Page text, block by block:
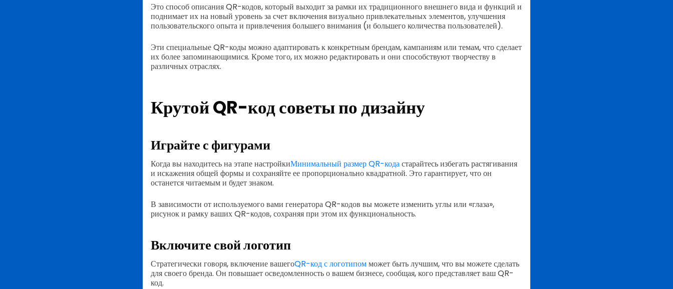
Это способ описания QR-кодов, который выходит за рамки их традиционного внешнего вида и функций и
поднимает их на новый уровень за счет включения визуально привлекательных элементов, улучшения
пользовательского опыта и привлечения большего внимания (и большего количества пользователей).
Эти специальные QR-коды можно адаптировать к конкретным брендам, кампаниям или темам, что сделает
их более запоминающимися. Кроме того, их можно редактировать и они способствуют творчеству в
различных отраслях.
Крутой QR-кодсоветы по дизайну
Играйте с фигурами
Когда вы находитесь на этапе настройкиМинимальный размер QR-кодастарайтесь избегать растягивания
и искажения общей формы и сохраняйте ее пропорционально квадратной. Это гарантирует, что он
останется читаемым и будет знаком.
В зависимости от используемого вами генератора QR-кодов вы можете изменить углы или «глаза»,
рисунок и рамку ваших QR-кодов, сохраняя при этом их функциональность.
Включите свой логотип
Стратегически говоря, включение вашегоQR-код с логотипомможет быть лучшим, что вы можете сделать
для своего бренда. Он повышает осведомленность о вашем бизнесе, сообщая, кого представляет ваш QR-
код.